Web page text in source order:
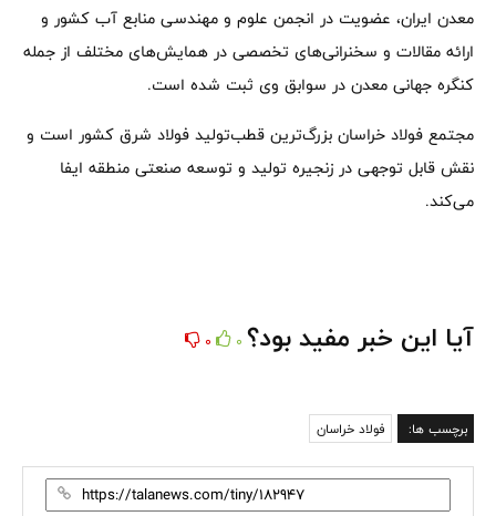
معدن ایران، عضویت در انجمن علوم و مهندسی منابع آب کشور و
ارائه مقالات و سخنرانی‌های تخصصی در همایش‌های مختلف از جمله
کنگره جهانی معدن در سوابق وی ثبت شده است.
مجتمع فولاد خراسان بزرگ‌ترین قطب‌تولید فولاد شرق کشور است و
نقش قابل توجهی در زنجیره تولید و توسعه صنعتی منطقه ایفا
می‌کند.
آیا این خبر مفید بود؟ 0
0
برچسب ها: فولاد خراسان